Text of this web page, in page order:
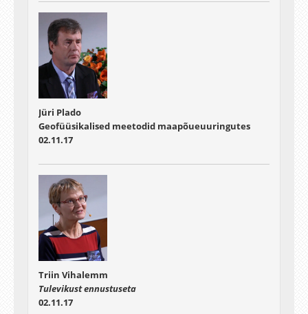
Jüri Plado
Geofüüsikalised meetodid maapõueuuringutes
02.11.17
Triin Vihalemm
Tulevikust ennustuseta
02.11.17